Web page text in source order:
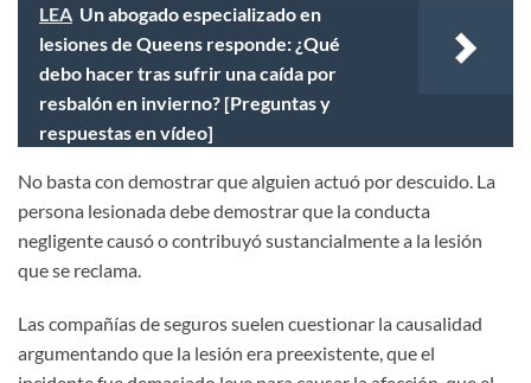
LEA Un abogado especializado en
lesiones de Queens responde: ¿Qué
debo hacer tras sufrir una caída por
resbalón en invierno? [Preguntas y
respuestas en vídeo]
No basta con demostrar que alguien actuó por descuido. La
persona lesionada debe demostrar que la conducta
negligente causó o contribuyó sustancialmente a la lesión
que se reclama.
Las compañías de seguros suelen cuestionar la causalidad
argumentando que la lesión era preexistente, que el